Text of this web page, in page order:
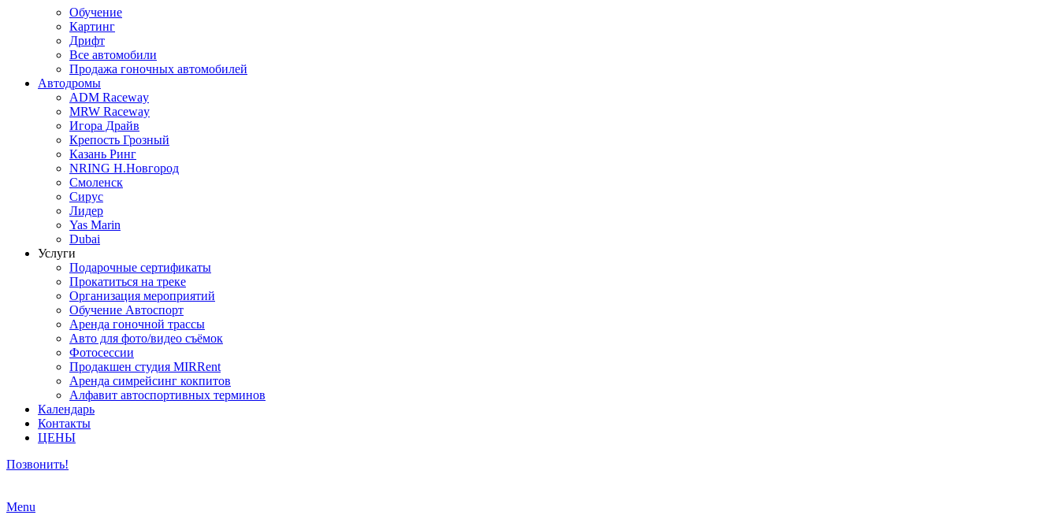
Обучение
Картинг
Дрифт
Все автомобили
Продажа гоночных автомобилей
Автодромы
ADM Raceway
MRW Raceway
Игора Драйв
Крепость Грозный
Казань Ринг
NRING Н.Новгород
Смоленск
Сирус
Лидер
Yas Marin
Dubai
Услуги
Подарочные сертификаты
Прокатиться на треке
Организация мероприятий
Обучение Автоспорт
Аренда гоночной трассы
Авто для фото/видео съёмок
Фотосессии
Продакшен студия MIRRent
Аренда симрейсинг кокпитов
Алфавит автоспортивных терминов
Календарь
Контакты
ЦЕНЫ
Позвонить!
Menu